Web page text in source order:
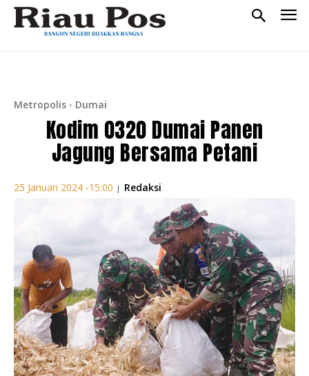
Metropolis Dumai
Kodim 0320 Dumai Panen
Jagung Bersama Petani
25 Januari 2024 -15:00 | Redaksi